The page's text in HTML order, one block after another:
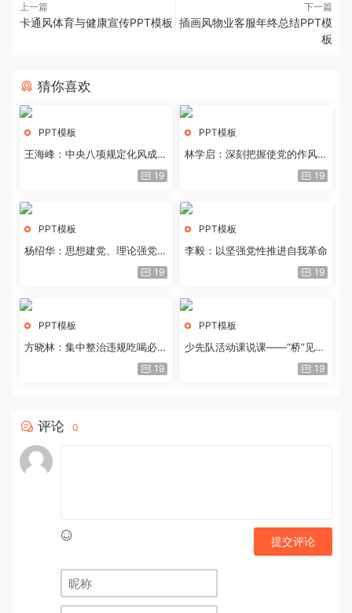
上一篇
卡通风体育与健康宣传PPT模板
下一篇
插画风物业客服年终总结PPT模
板
猜你喜欢
PPT模板
王海峰：中央八项规定化风成俗
19
PPT模板
林学启：深刻把握使党的作风全
19
PPT模板
杨绍华：思想建党、理论强党的
19
PPT模板
李毅：以坚强党性推进自我革命
19
PPT模板
方晓林：集中整治违规吃喝必须
19
PPT模板
少先队活动课说课——“桥”见中
19
评论 0
提交评论